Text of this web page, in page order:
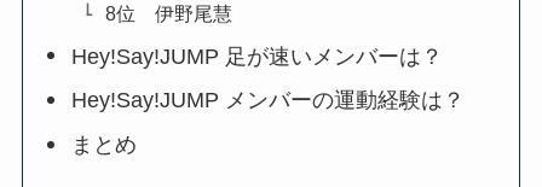
8位 伊野尾慧
Hey!Say!JUMP 足が速いメンバーは？
Hey!Say!JUMP メンバーの運動経験は？
まとめ